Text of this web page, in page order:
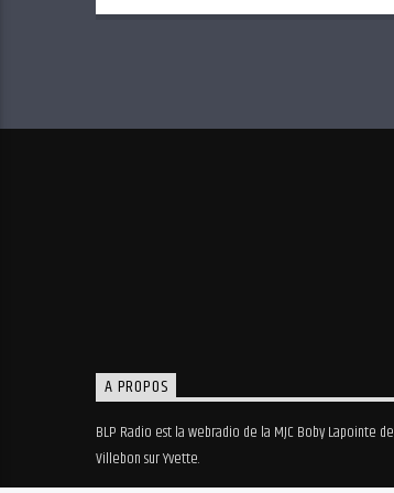
A PROPOS
BLP Radio est la webradio de la MJC Boby Lapointe de
Villebon sur Yvette.